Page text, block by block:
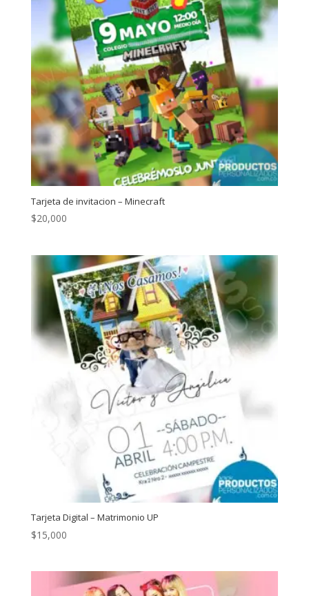
Tarjeta de invitacion – Minecraft
$20,000
Tarjeta Digital – Matrimonio UP
$15,000